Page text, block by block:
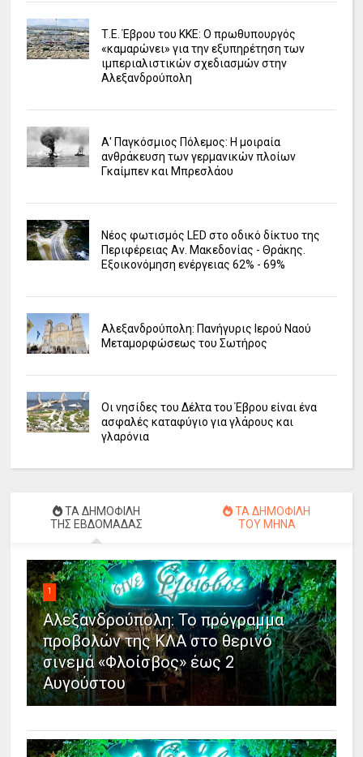
Τ.Ε. Έβρου του ΚΚΕ: Ο πρωθυπουργός
«καμαρώνει» για την εξυπηρέτηση των
ιμπεριαλιστικών σχεδιασμών στην
Αλεξανδρούπολη
Α' Παγκόσμιος Πόλεμος: Η μοιραία
ανθράκευση των γερμανικών πλοίων
Γκαίμπεν και Μπρεσλάου
Νέος φωτισμός LED στο οδικό δίκτυο της
Περιφέρειας Αν. Μακεδονίας - Θράκης.
Εξοικονόμηση ενέργειας 62% - 69%
Αλεξανδρούπολη: Πανήγυρις Ιερού Ναού
Μεταμορφώσεως του Σωτήρος
Οι νησίδες του Δέλτα του Έβρου είναι ένα
ασφαλές καταφύγιο για γλάρους και
γλαρόνια
ΤΑ ΔΗΜΟΦΙΛΗ
ΤΗΣ ΕΒΔΟΜΑΔΑΣ
ΤΑ ΔΗΜΟΦΙΛΗ
ΤΟΥ ΜΗΝΑ
1
Αλεξανδρούπολη: Το πρόγραμμα
προβολών της ΚΛΑ στο θερινό
σινεμά «Φλοίσβος» έως 2
Αυγούστου